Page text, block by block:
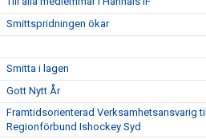
Smittspridningen ökar
Smitta i lagen
Gott Nytt År
Framtidsorienterad Verksamhetsansvarig till
Regionförbund Ishockey Syd